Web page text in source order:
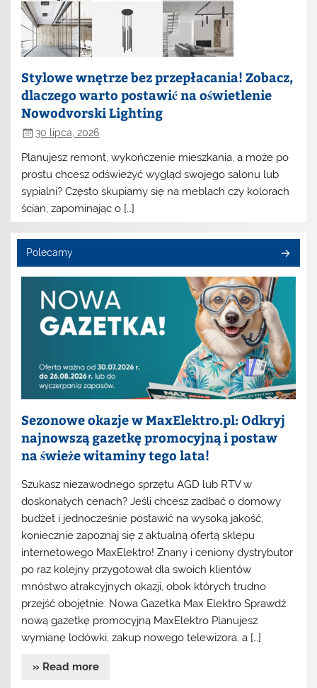
Stylowe wnętrze bez przepłacania! Zobacz,
dlaczego warto postawić na oświetlenie
Nowodvorski Lighting
30 lipca, 2026
Planujesz remont, wykończenie mieszkania, a może po
prostu chcesz odświeżyć wygląd swojego salonu lub
sypialni? Często skupiamy się na meblach czy kolorach
ścian, zapominając o […]
Polecamy
Sezonowe okazje w MaxElektro.pl: Odkryj
najnowszą gazetkę promocyjną i postaw
na świeże witaminy tego lata!
Szukasz niezawodnego sprzętu AGD lub RTV w
doskonałych cenach? Jeśli chcesz zadbać o domowy
budżet i jednocześnie postawić na wysoką jakość,
koniecznie zapoznaj się z aktualną ofertą sklepu
internetowego MaxElektro! Znany i ceniony dystrybutor
po raz kolejny przygotował dla swoich klientów
mnóstwo atrakcyjnych okazji, obok których trudno
przejść obojętnie: Nowa Gazetka Max Elektro Sprawdź
nową gazetkę promocyjną MaxElektro Planujesz
wymianę lodówki, zakup nowego telewizora, a […]
» Read more